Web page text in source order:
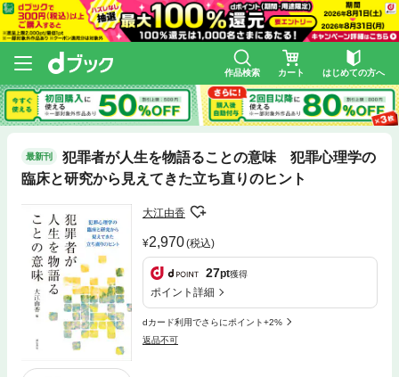
作品検索 カート はじめての方へ
最新刊
犯罪者が人生を物語ることの意味 犯罪心理学の
臨床と研究から見えてきた立ち直りのヒント
大江由香
2,970(税込)
27pt獲得
ポイント詳細
dカード利用でさらにポイント+2%
返品不可